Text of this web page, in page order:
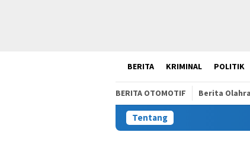
HOMEBERITA KRIMINAL POLITIK
BERITA OTOMOTIF Berita
Tentang